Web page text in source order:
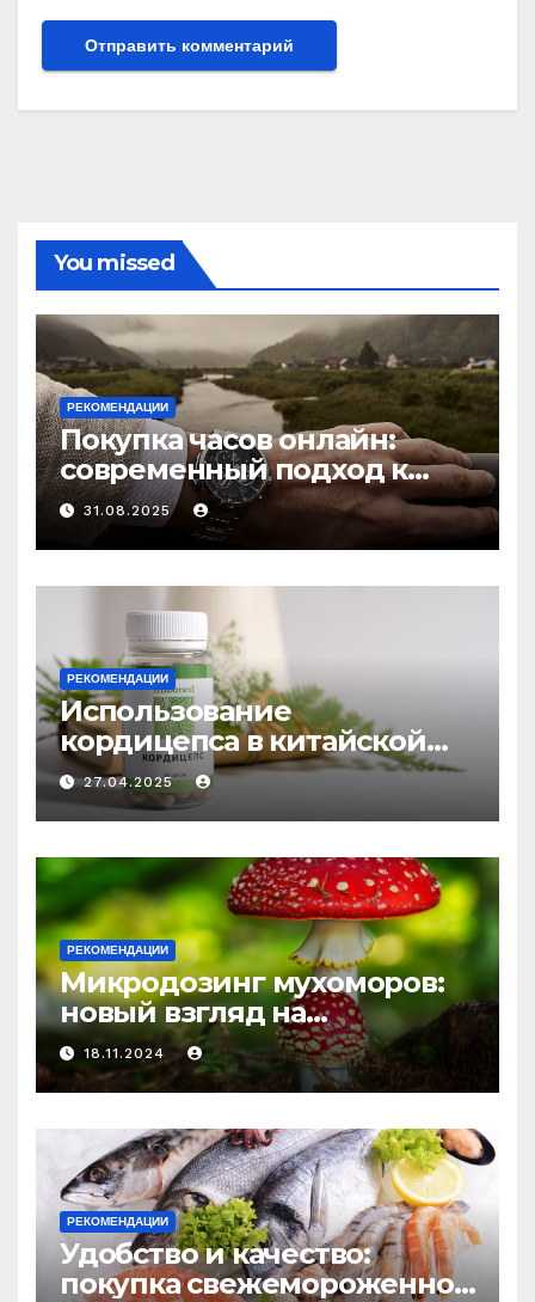
You missed
РЕКОМЕНДАЦИИ
Покупка часов онлайн:
современный подход к
выбору аксессуаров
31.08.2025
РЕКОМЕНДАЦИИ
Использование
кордицепса в китайской
медицине: природное
средство против усталости
и истощения
27.04.2025
РЕКОМЕНДАЦИИ
Микродозинг мухоморов:
новый взгляд на
психоделику
18.11.2024
РЕКОМЕНДАЦИИ
Удобство и качество:
покупка свежемороженной